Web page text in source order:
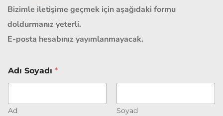
Bizimle iletişime geçmek için aşağıdaki formu
doldurmanız yeterli.
E-posta hesabınız yayımlanmayacak.
i
r
e
t
Adı Soyadı *
Ad Soyad